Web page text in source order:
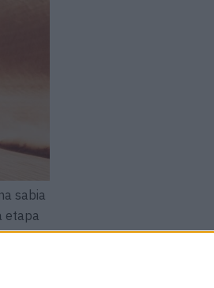
sabia
etapa
e a